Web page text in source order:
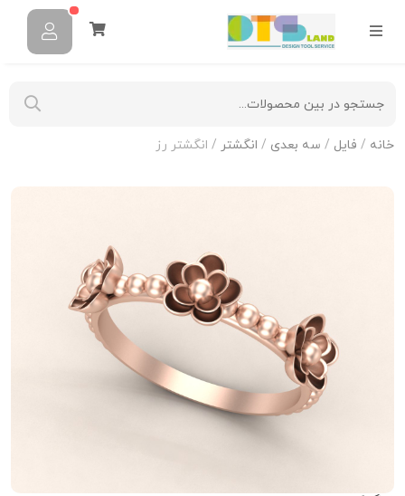
خانه / فایل / سه بعدی / انگشتر / انگشتر رز